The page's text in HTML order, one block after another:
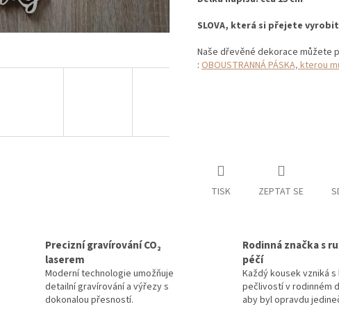
SLOVA, která si přejete vyrobit,
Naše dřevěné dekorace můžete
: OBOUSTRANNÁ PÁSKA,
TISK ZEPTAT SE
Precizní gravírování CO₂
laserem
Moderní technologie umožňuje
detailní gravírování a výřezy s
dokonalou přesností.
Rodinná značka s
péčí
Každý kousek vzniká s
pečlivostí v rodinném
aby byl opravdu